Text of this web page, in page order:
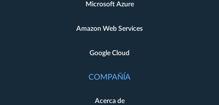
Microsoft Azure
Amazon Web Services
Google Cloud
COMPAÑÍA
Acerca de